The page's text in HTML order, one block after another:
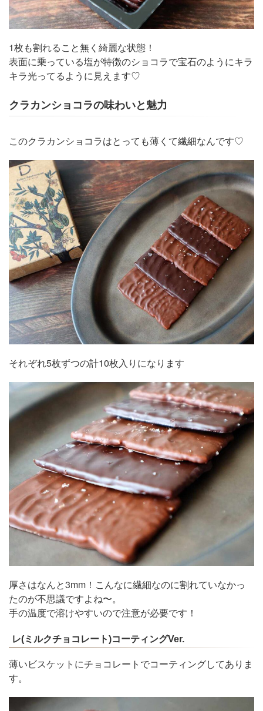
1枚も割れること無く綺麗な状態！
表面に乗っている塩が特徴のショコラで宝石のようにキラ
キラ光ってるように見えます♡
クラカンショコラの味わいと魅力
このクラカンショコラはとっても薄くて繊細なんです♡
それぞれ5枚ずつの計10枚入りになります
厚さはなんと3mm！こんなに繊細なのに割れていなかっ
たのが不思議ですよね〜。
手の温度で溶けやすいので注意が必要です！
レ(ミルクチョコレート)コーティングVer.
薄いビスケットにチョコレートでコーティングしてありま
す。